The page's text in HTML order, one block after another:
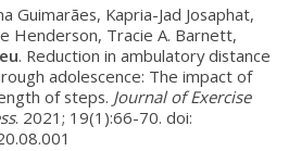
Guimarães, Kapria-Jad Josaphat,
Henderson, Tracie A. Barnett,
. Reduction in ambulatory distance
adolescence: The impact of
of steps. Journal of Exercise
. 2021; 19(1):66-70. doi: